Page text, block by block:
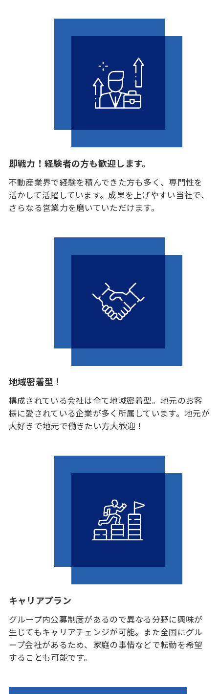
即戦力！経験者の方も歓迎します。
不動産業界で経験を積んできた方も多く、専門性を
活かして活躍しています。成果を上げやすい当社で、
さらなる営業力を磨いていただけます。
地域密着型！
構成されている会社は全て地域密着型。地元のお客
様に愛されている企業が多く所属しています。地元が
大好きで地元で働きたい方大歓迎！
キャリアプラン
グループ内公募制度があるので異なる分野に興味が
生じてもキャリアチェンジが可能。また全国にグル
ープ会社があるため、家庭の事情などで転勤を希望
することも可能です。